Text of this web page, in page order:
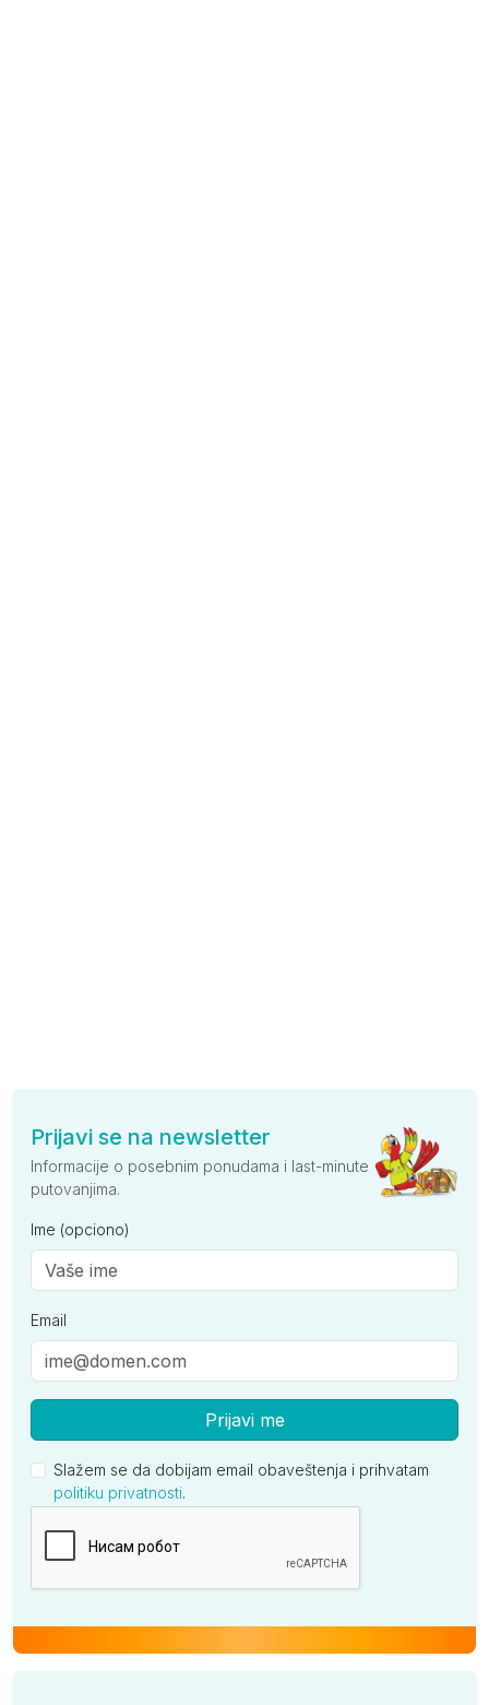
Prijavi se na newsletter
Informacije o posebnim ponudama i last-minute
putovanjima.
Ime (opciono)
Email
Prijavi me
Slažem se da dobijam email obaveštenja i prihvatam
politiku privatnosti.